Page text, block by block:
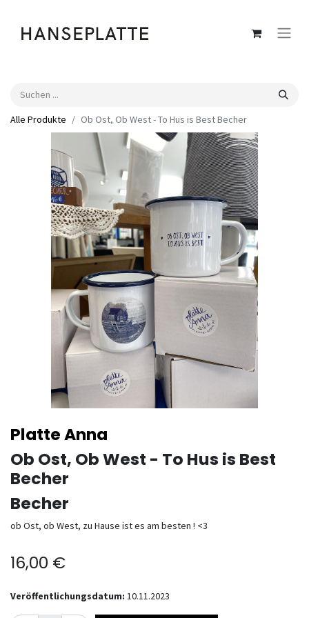
Alle Produkte Ob Ost, Ob West - To Hus is Best Becher
Platte Anna
Ob Ost, Ob West - To Hus is Best
Becher
Becher
ob Ost, ob West, zu Hause ist es am besten ! <3
16,00 €
Veröffentlichungsdatum: 10.11.2023